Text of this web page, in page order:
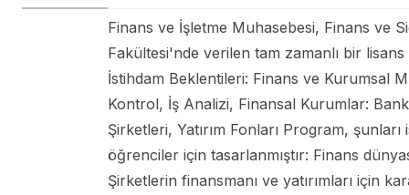
Finans ve İşletme Muhasebesi, Finans ve
Fakültesi'nde verilen tam zamanlı bir lisans
İstihdam Beklentileri: Finans ve Kurumsal
Kontrol, İş Analizi, Finansal Kurumlar:
Şirketleri, Yatırım Fonları Program, şunları
öğrenciler için tasarlanmıştır: Finans
Şirketlerin finansmanı ve yatırımları için